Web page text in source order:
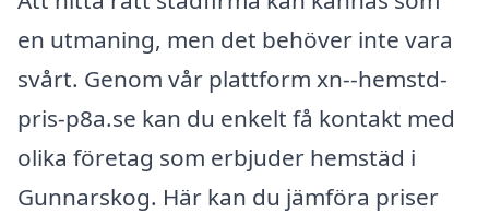
en utmaning, men det behöver inte vara
svårt. Genom vår plattform xn--hemstd-
pris-p8a.se kan du enkelt få kontakt med
olika företag som erbjuder hemstäd i
Gunnarskog. Här kan du jämföra priser